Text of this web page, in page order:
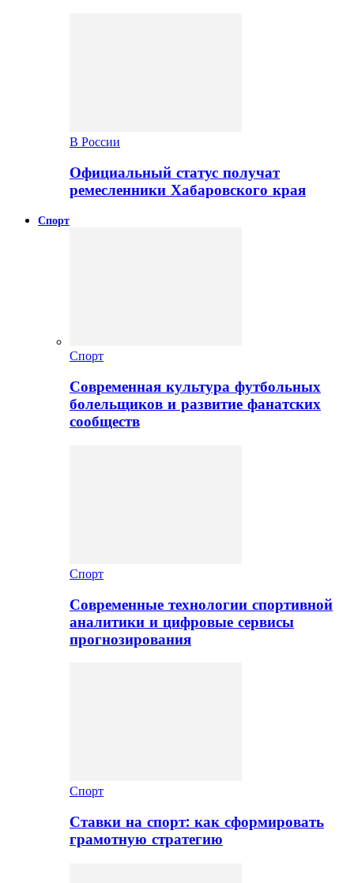
В России
Официальный статус получат
ремесленники Хабаровского края
Спорт
Спорт
Современная культура футбольных
болельщиков и развитие фанатских
сообществ
Спорт
Современные технологии спортивной
аналитики и цифровые сервисы
прогнозирования
Спорт
Ставки на спорт: как сформировать
грамотную стратегию